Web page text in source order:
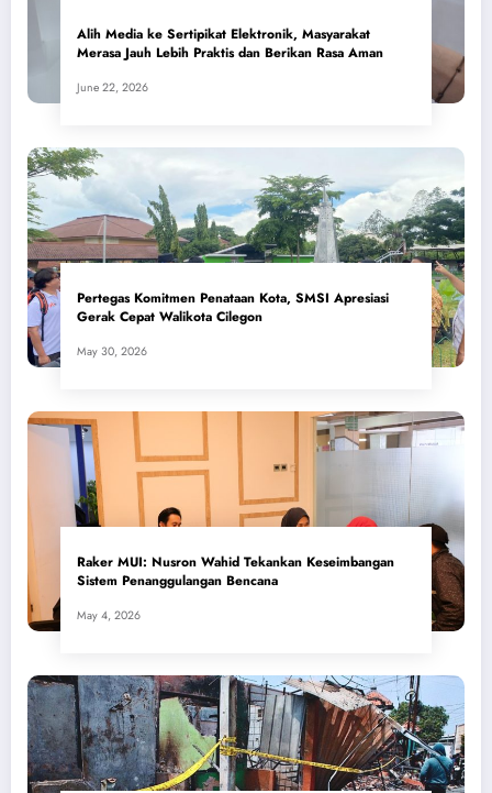
Alih Media ke Sertipikat Elektronik, Masyarakat
Merasa Jauh Lebih Praktis dan Berikan Rasa Aman
June 22, 2026
Pertegas Komitmen Penataan Kota, SMSI Apresiasi
Gerak Cepat Walikota Cilegon
May 30, 2026
​Raker MUI: Nusron Wahid Tekankan Keseimbangan
Sistem Penanggulangan Bencana
May 4, 2026